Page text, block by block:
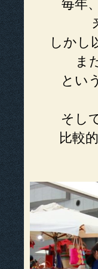
毎年
しかし
ま
とい
そし
比較